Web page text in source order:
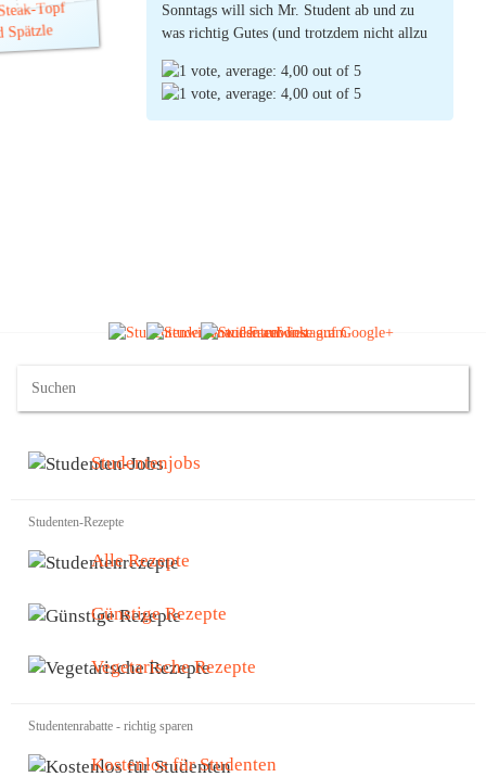
durch 1 Stimmen) |4Kommentare
Sonntags will sich Mr. Student ab und zu
was richtig Gutes (und trotzdem nicht allzu
dieses Mal für eine Art Geschnetzeltes
namens „Steak-Topf“ entschieden. Denn er
hatte vom letzten Grillen noch etwas Fleisch
Studentenjobs
Studenten-Rezepte
Alle Rezepte
Günstige Rezepte
Vegetarische Rezepte
Studentenrabatte - richtig sparen
Kostenlos für Studenten